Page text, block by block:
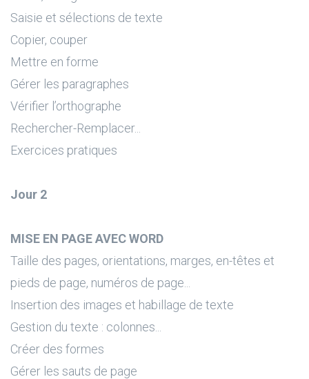
Saisie et sélections de texte
Copier, couper
Mettre en forme
Gérer les paragraphes
Vérifier l’orthographe
Rechercher-Remplacer...
Exercices pratiques
Jour 2
MISE EN PAGE AVEC WORD
Taille des pages, orientations, marges, en-têtes et
pieds de page, numéros de page...
Insertion des images et habillage de texte
Gestion du texte : colonnes...
Créer des formes
Gérer les sauts de page